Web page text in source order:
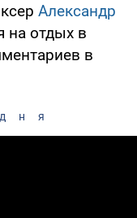
Александр
на отдых в
в